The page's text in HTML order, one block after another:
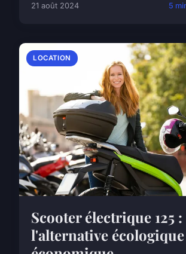
21 août 2024 5
LOCATION
Scooter électrique 125 :
l'alternative